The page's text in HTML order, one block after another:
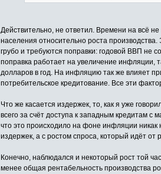
Действительно, не ответил. Времени на всё
населения относительно роста
грубо и требуются поправки: годовой ВВП не
поправка работает на увеличение инфляции,
долларов в год. На инфляцию так же влияет
потребительское кредитование. Все эти
Что же касается издержек, то, как я уже
всего за счёт доступа к западным кредитам с
что это происходило на фоне инфляции никак
издержек, а с ростом спроса, который идёт от
Конечно, наблюдался и некоторый рост той
менее общая рентабельность производства